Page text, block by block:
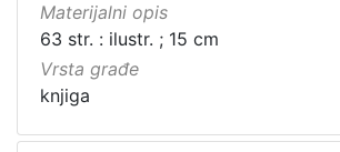
Materijalni opis
63 str. : ilustr. ; 15 cm
Vrsta građe
knjiga